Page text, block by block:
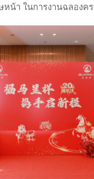
หน้า ในการงานฉลองค
ก่ ตัวเรือนนาฬิกา หน้า
ศน์ของเรากำหนดไว้สำ